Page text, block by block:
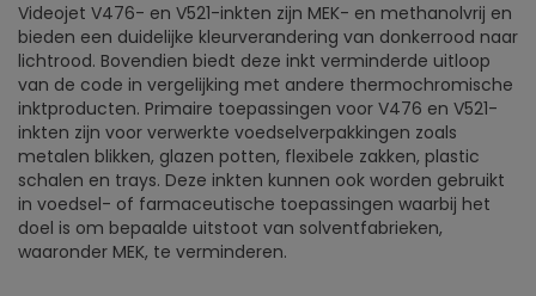
Videojet V476- en V521-inkten zijn MEK- en methanolvrij en
bieden een duidelijke kleurverandering van donkerrood naar
lichtrood. Bovendien biedt deze inkt verminderde uitloop
van de code in vergelijking met andere thermochromische
inktproducten. Primaire toepassingen voor V476 en V521-
inkten zijn voor verwerkte voedselverpakkingen zoals
metalen blikken, glazen potten, flexibele zakken, plastic
schalen en trays. Deze inkten kunnen ook worden gebruikt
in voedsel- of farmaceutische toepassingen waarbij het
doel is om bepaalde uitstoot van solventfabrieken,
waaronder MEK, te verminderen.